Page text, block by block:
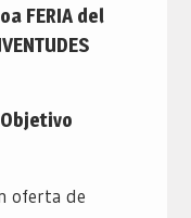
FERIA del
oferta de